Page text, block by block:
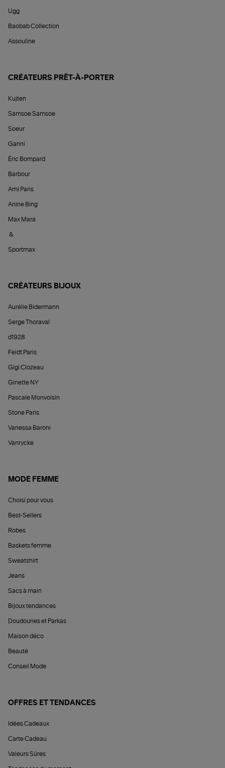
Ugg
Baobab Collection
Assouline
CRÉATEURS PRÊT-À-PORTER
Kujten
Samsoe Samsoe
Soeur
Ganni
Éric Bompard
Barbour
Ami Paris
Anine Bing
Max Mara
&
Sportmax
CRÉATEURS BIJOUX
Aurélie Bidermann
Serge Thoraval
d1928
Feidt Paris
Gigi Clozeau
Ginette NY
Pascale Monvoisin
Stone Paris
Vanessa Baroni
Vanrycke
MODE FEMME
Choisi pour vous
Best-Sellers
Robes
Baskets femme
Sweatshirt
Jeans
Sacs à main
Bijoux tendances
Doudounes et Parkas
Maison déco
Beauté
Conseil Mode
OFFRES ET TENDANCES
Idées Cadeaux
Carte Cadeau
Valeurs Sûres